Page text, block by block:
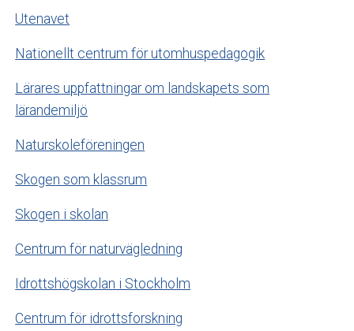
Utenavet
Nationellt centrum för utomhuspedagogik
Lärares uppfattningar om landskapets som
lärandemiljö
Naturskoleföreningen
Skogen som klassrum
Skogen i skolan
Centrum för naturvägledning
Idrottshögskolan i Stockholm
Centrum för idrottsforskning